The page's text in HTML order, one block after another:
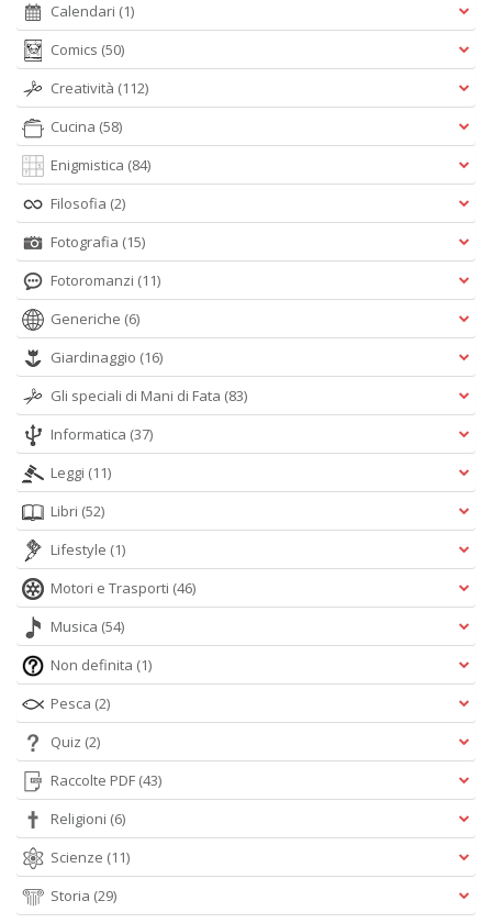
Calendari (1)
Comics (50)
Creatività (112)
Cucina (58)
Enigmistica (84)
Filosofia (2)
Fotografia (15)
Fotoromanzi (11)
Generiche (6)
Giardinaggio (16)
Gli speciali di Mani di Fata (83)
Informatica (37)
Leggi (11)
Libri (52)
Lifestyle (1)
Motori e Trasporti (46)
Musica (54)
Non definita (1)
Pesca (2)
Quiz (2)
Raccolte PDF (43)
Religioni (6)
Scienze (11)
Storia (29)